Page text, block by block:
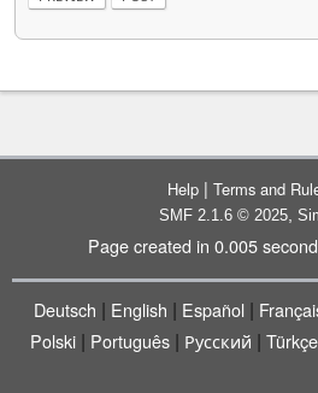
Help | Terms and
SMF 2.1.6 © 2025,
Page created in 0.005
Deutsch | English | Español |
Polski| Português| Русский | Türkçe